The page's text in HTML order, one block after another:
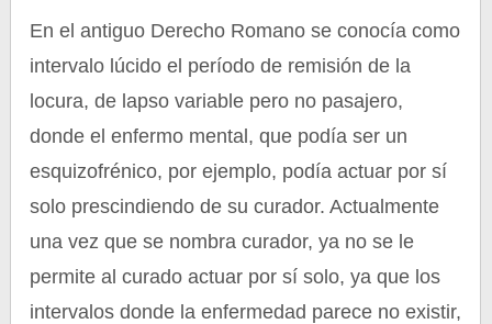
En el antiguo Derecho Romano se conocía como
intervalo lúcido el período de remisión de la
locura, de lapso variable pero no pasajero,
donde el enfermo mental, que podía ser un
esquizofrénico, por ejemplo, podía actuar por sí
solo prescindiendo de su curador. Actualmente
una vez que se nombra curador, ya no se le
permite al curado actuar por sí solo, ya que los
intervalos donde la enfermedad parece no existir,